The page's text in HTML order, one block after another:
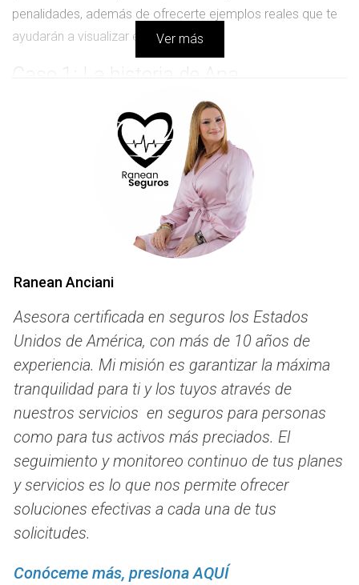
penalidades, además de ofrecerte ejemplos reales que te
ayudarán a visualizar el proceso.
Caso 1: La historia de Ana
Ana siempre había sido responsable con sus finanzas y
decidió contratar un seguro de automóvil cuando compró
su primer coche. Sin embargo, después de un año, se dio
cuenta de que estaba pagando más de lo necesario. Tras
investigar diferentes opciones, encontró una compañía que
ofrecía una cobertura similar a un precio mucho más bajo.
Decidida a ahorrar, se comunicó con su aseguradora
actual. Ana se sorprendió al descubrir que podía cancelar
su póliza en cualquier momento sin penalizaciones. Solo
necesitaba enviar una solicitud por escrito y asegurarse de
que la nueva póliza estuviera activa antes de cancelar la
anterior. Este proceso le permitió no solo ahorrar dinero,
sino también sentirse empoderada al tomar el control de
sus finanzas.
Caso 2: La experiencia de Carlos
Carlos había estado pagando un seguro de salud durante
años, pero cuando comenzó a trabajar para una empresa
que ofrecía beneficios médicos competitivos, se dio
cuenta de que ya no necesitaba su póliza individual.
su nuevo trabajo, decidió cancelar su antiguo seguro. Al
Ver más
Ranean Anciani
Asesora certificada en seguros los Estados
Unidos de América, con más de 10 años de
experiencia. Mi misión es garantizar la máxima
tranquilidad para ti y los tuyos através de
nuestros servicios en seguros para personas
como para tus activos más preciados. El
seguimiento y monitoreo continuo de tus planes
y servicios es lo que nos permite ofrecer
soluciones efectivas a cada una de tus
solicitudes.
Conóceme más, presiona AQUÍ